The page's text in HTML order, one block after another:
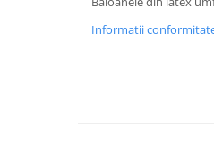
Informatii